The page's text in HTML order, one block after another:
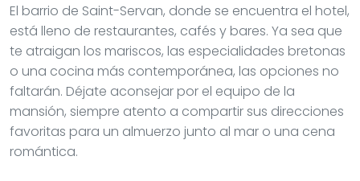
El barrio de Saint-Servan, donde se encuentra el hotel,
está lleno de restaurantes, cafés y bares. Ya sea que
te atraigan los mariscos, las especialidades bretonas
o una cocina más contemporánea, las opciones no
faltarán. Déjate aconsejar por el equipo de la
mansión, siempre atento a compartir sus direcciones
favoritas para un almuerzo junto al mar o una cena
romántica.